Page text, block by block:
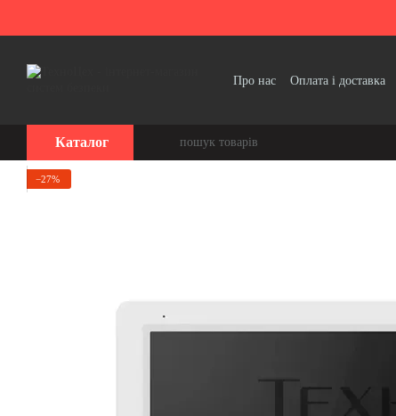
Про нас Оплата і доставка
Каталог
−27%